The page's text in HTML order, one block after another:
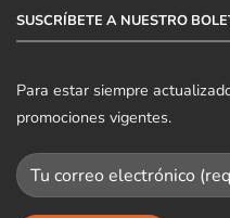
SUSCRÍBETE A NUESTRO
Para estar siempre
promociones vigentes.